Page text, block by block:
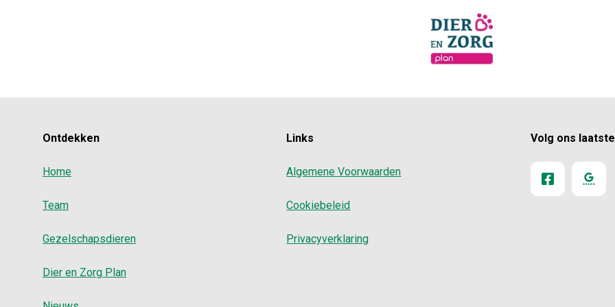
Ontdekken
Home
Team
Gezelschapsdieren
Dier en Zorg Plan
Links
Algemene Voorwaarden
Cookiebeleid
Privacyverklaring
Volg ons